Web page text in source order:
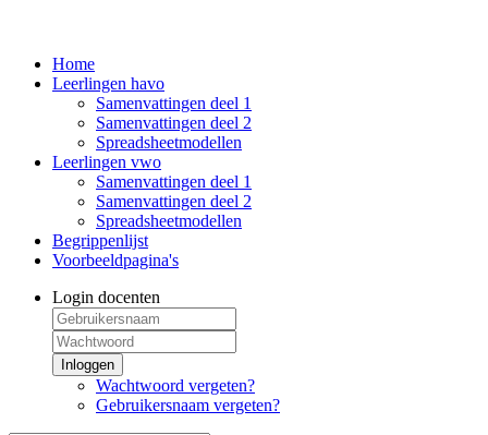
Home
Leerlingen havo
Samenvattingen deel 1
Samenvattingen deel 2
Spreadsheetmodellen
Leerlingen vwo
Samenvattingen deel 1
Samenvattingen deel 2
Spreadsheetmodellen
Begrippenlijst
Voorbeeldpagina's
Login docenten
Inloggen
Wachtwoord vergeten?
Gebruikersnaam vergeten?